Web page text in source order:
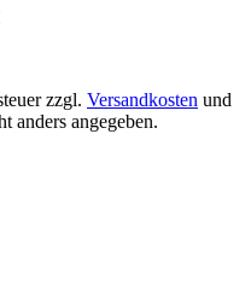
zzgl. Versandkosten und
anders angegeben.